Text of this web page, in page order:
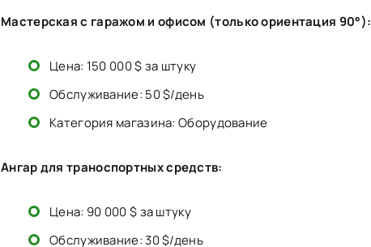
Мастерская с гаражом и офисом (только ориентация 90°):
Цена: 150 000 $ за штуку
Обслуживание: 50 $/день
Категория магазина: Оборудование
Ангар для траноспортных средств:
Цена: 90 000 $ за штуку
Обслуживание: 30 $/день